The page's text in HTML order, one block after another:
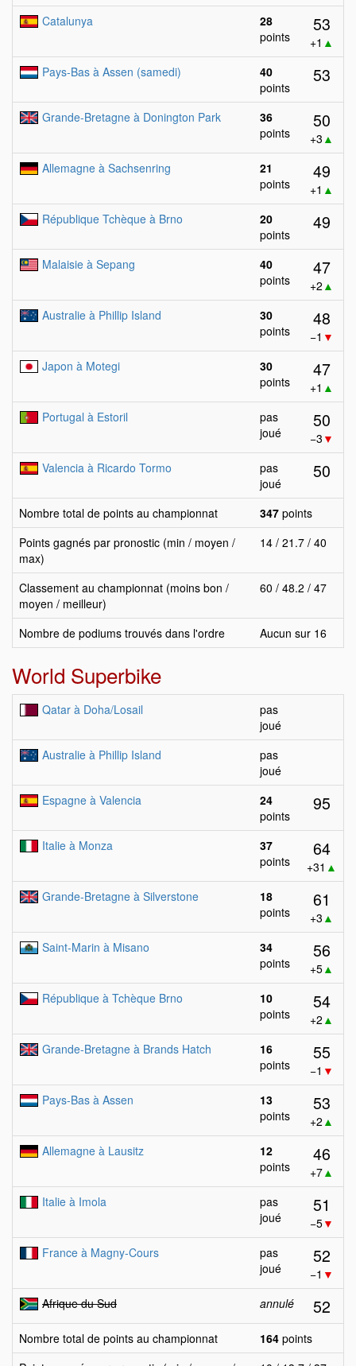
Catalunya
28
points
53
+1 ▲
Pays-Bas à Assen (samedi)
40
points
53
Grande-Bretagne à Donington Park
36
points
50
+3 ▲
Allemagne à Sachsenring
21
points
49
+1 ▲
République Tchèque à Brno
20
points
49
Malaisie à Sepang
40
points
47
+2 ▲
Australie à Phillip Island
30
points
48
−1 ▼
Japon à Motegi
30
points
47
+1 ▲
Portugal à Estoril
pas
joué
50
−3 ▼
Valencia à Ricardo Tormo
pas
joué
50
Nombre total de points au championnat 347 points
Points gagnés par pronostic (min / moyen /
max)
14 / 21.7 / 40
Classement au championnat (moins bon /
moyen / meilleur)
60 / 48.2 / 47
Nombre de podiums trouvés dans l'ordre Aucun sur 16
World Superbike
Qatar à Doha/Losail
pas
joué
Australie à Phillip Island
pas
joué
Espagne à Valencia
24
points
95
Italie à Monza
37
points
64
+31 ▲
Grande-Bretagne à Silverstone
18
points
61
+3 ▲
Saint-Marin à Misano
34
points
56
+5▲
République à Tchèque Brno
10
points
54
+2 ▲
Grande-Bretagne à Brands Hatch
16
points
55
−1 ▼
Pays-Bas à Assen
13
points
53
+2 ▲
Allemagne à Lausitz
12
points
46
+7▲
Italie à Imola
pas
joué
51
−5▼
France à Magny-Cours
pas
joué
52
−1 ▼
Afrique du Sud
annulé 52
Nombre total de points au championnat 164 points